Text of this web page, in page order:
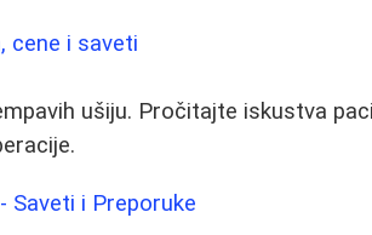
cene i saveti
ušiju. Pročitajte iskustva
Saveti i Preporuke